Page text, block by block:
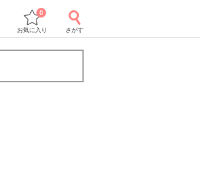
お気に入り
0
さがす